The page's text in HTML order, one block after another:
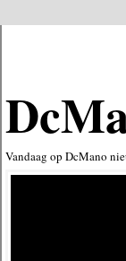
Vandaag op DcMano